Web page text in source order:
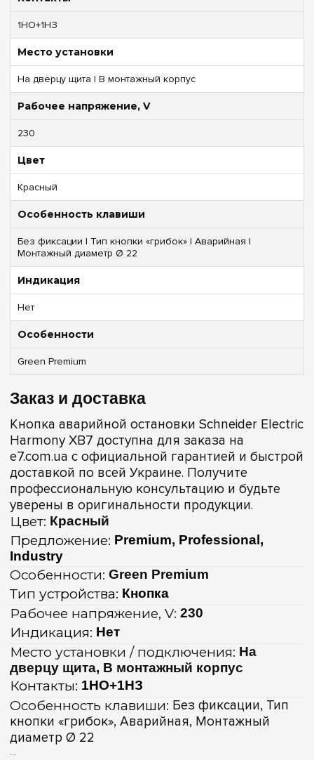
1НО+1НЗ
Место установки
На дверцу щита | В монтажный корпус
Рабочее напряжение, V
230
Цвет
Красный
Особенность клавиши
Без фиксации | Тип кнопки «грибок» | Аварийная |
Монтажный диаметр Ø 22
Индикация
Нет
Особенности
Green Premium
Заказ и доставка
Кнопка аварийной остановки Schneider Electric
Harmony XB7 доступна для заказа на
e7.com.ua с официальной гарантией и быстрой
доставкой по всей Украине. Получите
профессиональную консультацию и будьте
уверены в оригинальности продукции.
Цвет: Красный
Предложение: Premium, Professional,
Industry
Особенности: Green Premium
Тип устройства: Кнопка
Рабочее напряжение, V: 230
Индикация: Нет
Место установки / подключения: На
дверцу щита, В монтажный корпус
Контакты: 1НО+1НЗ
Особенность клавиши: Без фиксации, Тип
кнопки «грибок», Аварийная, Монтажный
диаметр Ø 22
...